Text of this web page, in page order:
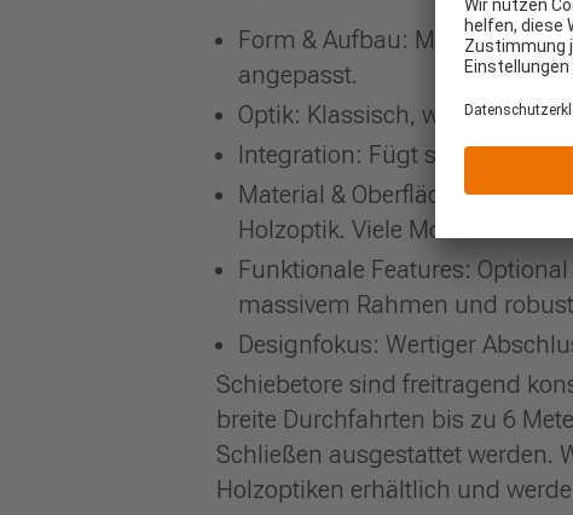
Form & Aufbau: Meist ein-
angepasst.
Optik: Klassisch, wuchtiger
Integration: Fügt sich nahtlos
Material & Oberfläche:
Holzoptik. Viele Modelle mit
Funktionale Features:
massivem Rahmen und
Designfokus: Wertiger
Schiebetore sind freitragend
breite Durchfahrten bis zu 6
Schließen ausgestattet werden.
Holzoptiken erhältlich und